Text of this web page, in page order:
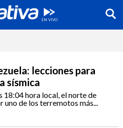
lecciones para
sísmica
18:04 hora local, el norte de
uno de los terremotos más...